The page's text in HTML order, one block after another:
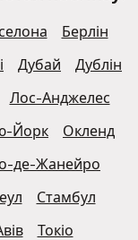
Берлін
Дубай
Дублін
Лос-Анджелес
Йорк
Окленд
де-Жанейро
Стамбул
Токіо